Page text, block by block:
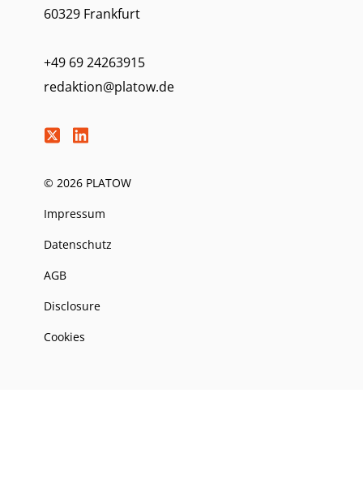
60329 Frankfurt
+49 69 24263915
redaktion@platow.de
© 2026 PLATOW
Impressum
Datenschutz
AGB
Disclosure
Cookies